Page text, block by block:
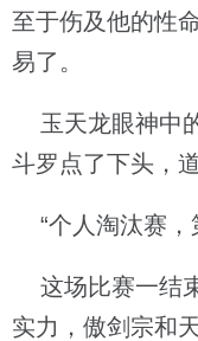
至于伤及他的性
易了。
玉天龙眼神中
斗罗点了下头，
“个人淘汰赛，
这场比赛一结
实力，傲剑宗和